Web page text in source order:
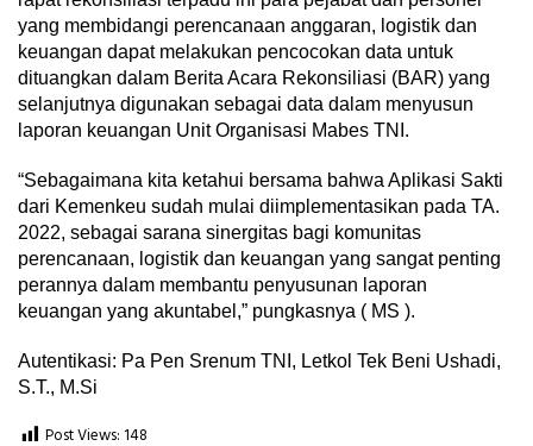
yang membidangi perencanaan anggaran, logistik dan
keuangan dapat melakukan pencocokan data untuk
dituangkan dalam Berita Acara Rekonsiliasi (BAR) yang
selanjutnya digunakan sebagai data dalam menyusun
laporan keuangan Unit Organisasi Mabes TNI.
“Sebagaimana kita ketahui bersama bahwa Aplikasi Sakti
dari Kemenkeu sudah mulai diimplementasikan pada TA.
2022, sebagai sarana sinergitas bagi komunitas
perencanaan, logistik dan keuangan yang sangat penting
perannya dalam membantu penyusunan laporan
keuangan yang akuntabel,” pungkasnya ( MS ).
Autentikasi: Pa Pen Srenum TNI, Letkol Tek Beni Ushadi,
S.T., M.Si
Post Views: 148